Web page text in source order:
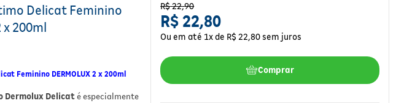
Delicat Feminino
x 200ml
Feminino DERMOLUX 2 x 200ml
Dermolux Delicaté especialmente
R$22,90
R$ 22,80
Ou em até 1x de R$ 22,80sem juros
Comprar